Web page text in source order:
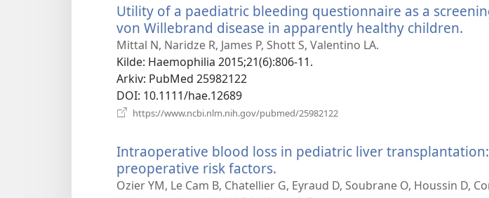
Utility of a paediatric bleeding questionnaire as a
von Willebrand disease in apparently healthy children.
Mittal N, Naridze R, James P, Shott S, Valentino LA.
Kilde‎: Haemophilia 2015;21(6):806-11.
Arkiv‎: PubMed 25982122
DOI‎: 10.1111/hae.12689
https://www.ncbi.nlm.nih.gov/pubmed/25982122
Intraoperative blood loss in pediatric liver
preoperative risk factors.
nytt
Ozier YM, Le Cam B, Chatellier G, Eyraud D, Soubrane O, Houssin D,